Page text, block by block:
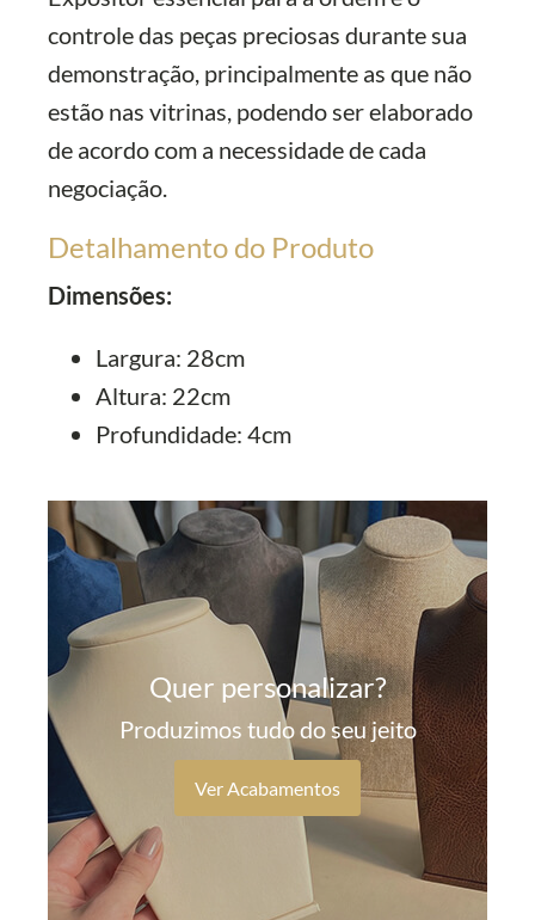
controle das peças preciosas durante sua
demonstração, principalmente as que não
estão nas vitrinas, podendo ser elaborado
de acordo com a necessidade de cada
negociação.
Detalhamento do Produto
Dimensões:
Largura: 28cm
Altura: 22cm
Profundidade: 4cm
Quer personalizar?
Produzimos tudo do seu jeito
Ver Acabamentos